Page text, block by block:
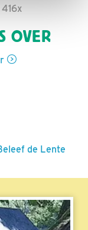
416x
OVER
de Lente